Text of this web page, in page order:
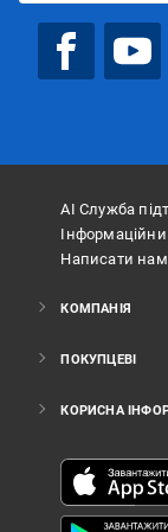
АІ Служба
Написати
КОМПАНІЯ
ПОКУПЦЕВІ
КОРИСНА